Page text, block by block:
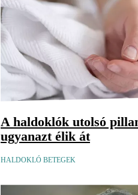
A haldoklók utolsó
ugyanazt élik át
HALDOKLÓ BETEGEK